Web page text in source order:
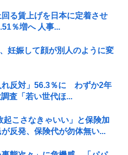
る賃上げを日本に定着させ
％増へ 人事...
妊娠して顔が別人のように変
れ反対」56.3％に わずか2年
査「若い世代ほ...
起こさなきゃいい」と保険加
反発、保険代が勿体無い...